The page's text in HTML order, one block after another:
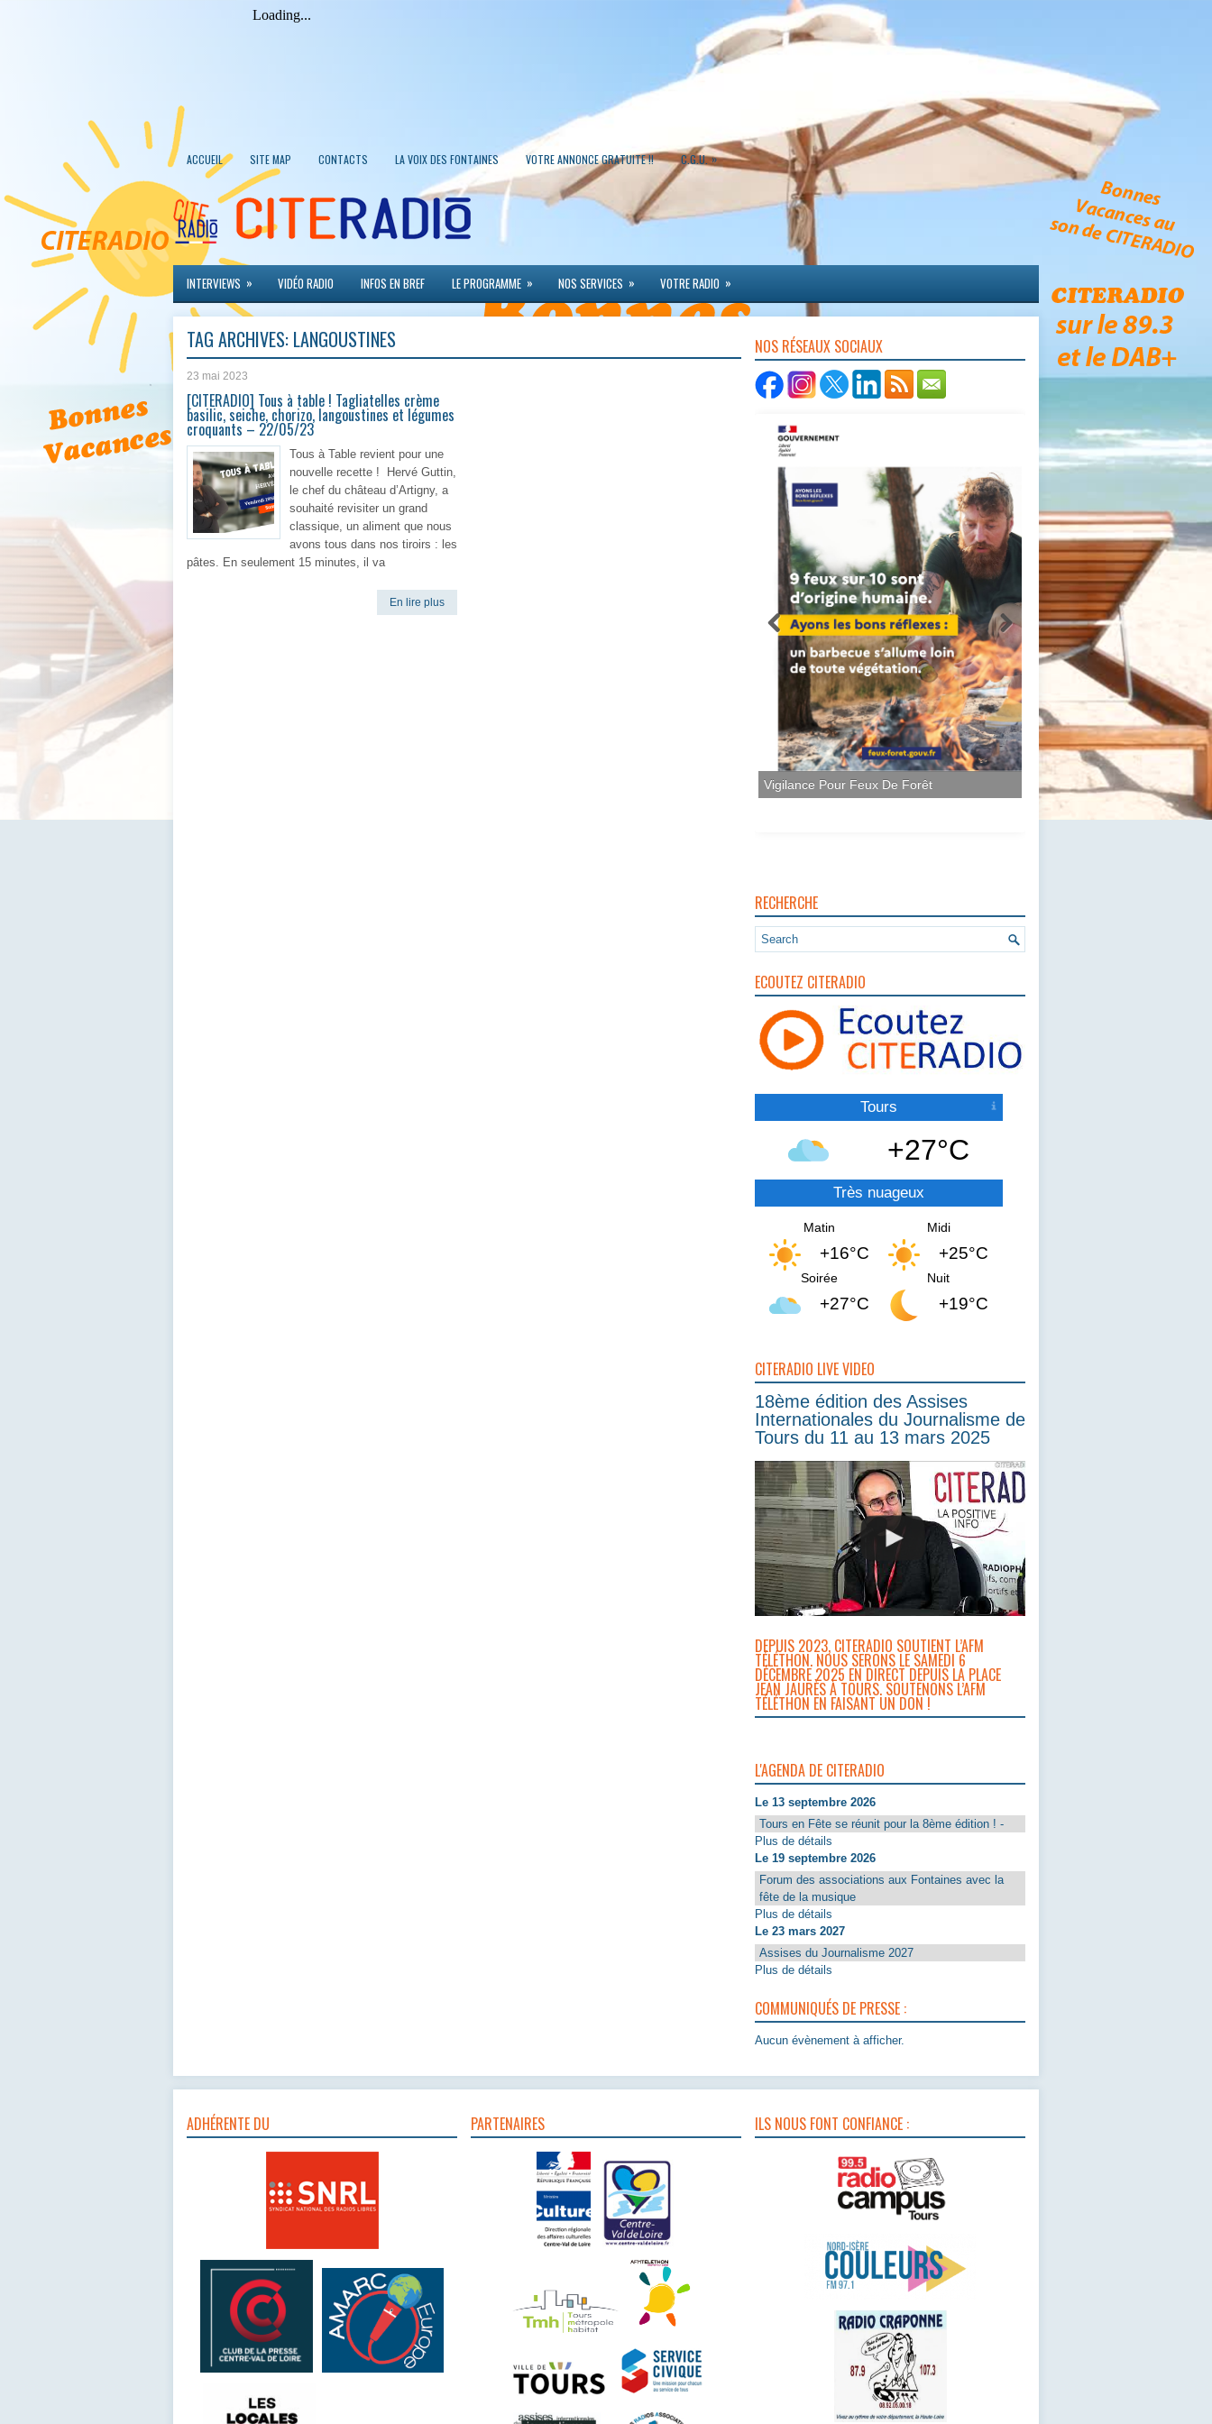
ACCUEIL SITE MAP CONTACTS LA VOIX DES FONTAINES VOTRE ANNONCE GRATUITE !! C.G.U. »
INTERVIEWS » VIDÉO RADIO INFOS EN BREF LE PROGRAMME » NOS SERVICES » VOTRE RADIO »
TAG ARCHIVES: LANGOUSTINES
23 mai 2023
[CITERADIO] Tous à table ! Tagliatelles crème
basilic, seiche, chorizo, langoustines et légumes
croquants – 22/05/23
Tous à Table revient pour une
nouvelle recette ! Hervé Guttin,
le chef du château d’Artigny, a
souhaité revisiter un grand
classique, un aliment que nous
avons tous dans nos tiroirs : les
pâtes. En seulement 15 minutes, il va
En lire plus
NOS RÉSEAUX SOCIAUX
Vigilance Pour Feux De Forêt
RECHERCHE
ECOUTEZ CITERADIO
Tours
+27°C
Très nuageux
Matin
+16°C
Midi
+25°C
Soirée
+27°C
Nuit
+19°C
CITERADIO LIVE VIDEO
18ème édition des Assises
Internationales du Journalisme de
Tours du 11 au 13 mars 2025
DEPUIS 2023, CITERADIO SOUTIENT L’AFM
TÉLÉTHON. NOUS SERONS LE SAMEDI 6
DÉCEMBRE 2025 EN DIRECT DEPUIS LA PLACE
JEAN JAURÈS À TOURS. SOUTENONS L’AFM
TÉLÉTHON EN FAISANT UN DON !
L'AGENDA DE CITERADIO
Le 13 septembre 2026
Tours en Fête se réunit pour la 8ème édition ! -
Plus de détails
Le 19 septembre 2026
Forum des associations aux Fontaines avec la
fête de la musique
Plus de détails
Le 23 mars 2027
Assises du Journalisme 2027
Plus de détails
COMMUNIQUÉS DE PRESSE :
Aucun évènement à afficher.
ADHÉRENTE DU PARTENAIRES ILS NOUS FONT CONFIANCE :